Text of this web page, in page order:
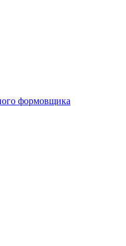
формовщика